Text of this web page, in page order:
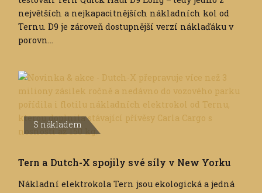
největších a nejkapacitnějších nákladních kol od
Ternu. D9 je zároveň dostupnější verzí náklaďáku v
porovn...
S nákladem
Tern a Dutch-X spojily své síly v New Yorku
Nákladní elektrokola Tern jsou ekologická a jedná